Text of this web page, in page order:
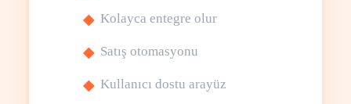
Kolayca entegre olur
Satış otomasyonu
Kullanıcı dostu arayüz